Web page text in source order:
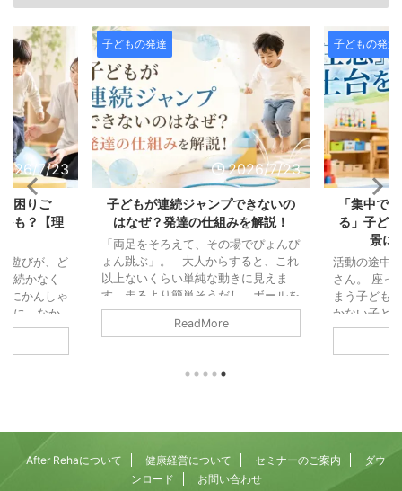
7/23
困りご
も？【理
遊びが、ど
続かなく
にかんしゃ
に、なか
除機の音
も、毎日の
ごとです。
は別々の相
子どもの発達
2026/7/23
子どもが連続ジャンプできないの
はなぜ？発達の仕組みを解説！
「両足をそろえて、その場でぴょんぴ
ょん跳ぶ」。 大人からすると、これ
以上ないくらい単純な動きに見えま
す。走るより簡単そうだし、ボールを
投げるより地味な動きと思われ鵜かも
しれません。 また「これができない
ん。 でも、運動の仕組みから見る
度でかみ合ってはじめて成立する動き
中でカラダを保つ ...
ReadMore
子どもの発達
「集中で
る」子ど
景に
活動の途中
さん。 座っ
まう子ども
かない子ど
「注意」と
そうになる
乗っていま
After Rehaについて 健康経営について セミナーのご案内
ダウ
ンロード
お問い合わせ